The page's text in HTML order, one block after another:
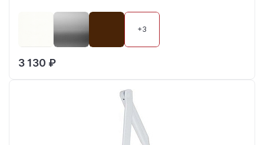
+3
3 130 ₽